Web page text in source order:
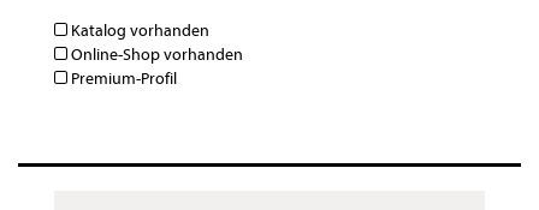
Katalog vorhanden
Online-Shop vorhanden
Premium-Profil